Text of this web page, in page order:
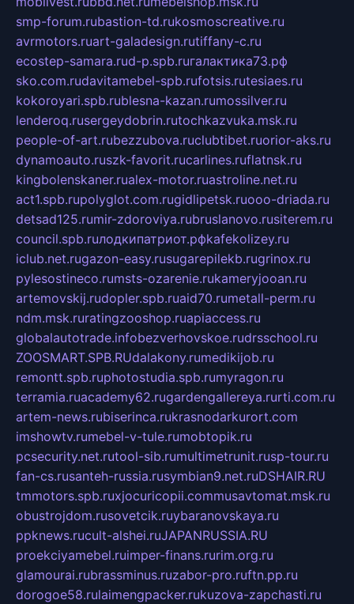
smp-forum.rubastion-td.rukosmoscreative.ru
avrmotors.ruart-galadesign.rutiffany-c.ru
ecostep-samara.rud-p.spb.ruгалактика73.рф
sko.com.rudavitamebel-spb.rufotsis.rutesiaes.ru
kokoroyari.spb.rublesna-kazan.rumossilver.ru
lenderoq.rusergeydobrin.rutochkazvuka.msk.ru
people-of-art.rubezzubova.ruclubtibet.ruorior-aks.ru
dynamoauto.ruszk-favorit.rucarlines.ruflatnsk.ru
kingbolenskaner.rualex-motor.ruastroline.net.ru
act1.spb.rupolyglot.com.rugidlipetsk.ruooo-driada.ru
detsad125.rumir-zdoroviya.rubruslanovo.rusiterem.ru
council.spb.ruлодкипатриот.рфkafekolizey.ru
iclub.net.rugazon-easy.rusugarepilekb.rugrinox.ru
pylesostineco.rumsts-ozarenie.rukameryjooan.ru
artemovskij.rudopler.spb.ruaid70.rumetall-perm.ru
ndm.msk.ruratingzooshop.ruapiaccess.ru
globalautotrade.infobezverhovskoe.rudrsschool.ru
ZOOSMART.SPB.RUdalakony.rumedikijob.ru
remontt.spb.ruphotostudia.spb.rumyragon.ru
terramia.ruacademy62.rugardengallereya.rurti.com.ru
artem-news.rubiserinca.rukrasnodarkurort.com
imshowtv.rumebel-v-tule.rumobtopik.ru
pcsecurity.net.rutool-sib.rumultimetrunit.rusp-tour.ru
fan-cs.rusanteh-russia.rusymbian9.net.ruDSHAIR.RU
tmmotors.spb.ruxjocuricopii.commusavtomat.msk.ru
obustrojdom.rusovetcik.ruybaranovskaya.ru
ppknews.rucult-alshei.ruJAPANRUSSIA.RU
proekciyamebel.ruimper-finans.rurim.org.ru
glamourai.rubrassminus.ruzabor-pro.ruftn.pp.ru
dorogoe58.rulaimengpacker.rukuzova-zapchasti.ru